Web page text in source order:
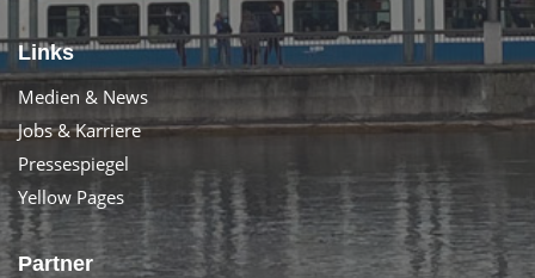
Links
Medien & News
Jobs & Karriere
Pressespiegel
Yellow Pages
Partner